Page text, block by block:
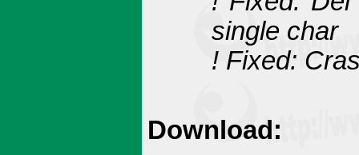
single char
! Fixed:
Download: